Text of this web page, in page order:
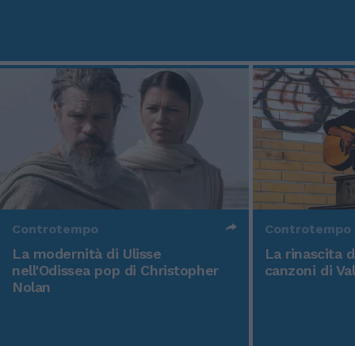
Controtempo
La modernità di Ulisse
nell'Odissea pop di Christopher
Nolan
Controtempo
La rinascita
canzoni di